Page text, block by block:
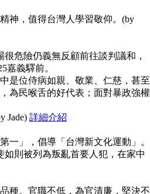
神，值得台灣人學習敬仰。(by
危險仍義無反顧前往談判議和，
嘉義驛前。
是位侍病如親、敬業、仁慈，甚至
為民喉舌的好代表；面對暴政強權
Jade) 詳細介紹
一」，倡導「台灣新文化運動」。
則被列為叛亂首要人犯，在家中
種。官職不低，為官清廉，堅決不